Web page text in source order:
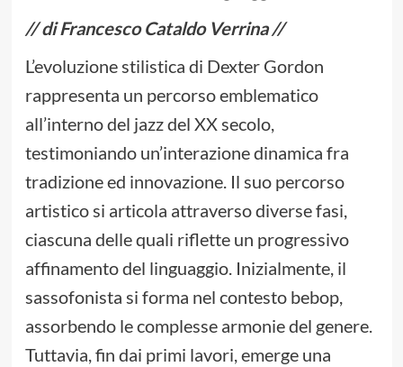
// di Francesco Cataldo Verrina //
L’evoluzione stilistica di Dexter Gordon
rappresenta un percorso emblematico
all’interno del jazz del XX secolo,
testimoniando un’interazione dinamica fra
tradizione ed innovazione. Il suo percorso
artistico si articola attraverso diverse fasi,
ciascuna delle quali riflette un progressivo
affinamento del linguaggio. Inizialmente, il
sassofonista si forma nel contesto bebop,
assorbendo le complesse armonie del genere.
Tuttavia, fin dai primi lavori, emerge una